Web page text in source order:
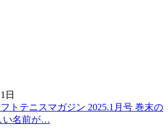
日
トテニスマガジン 2025.1月号 巻末の
い名前が…